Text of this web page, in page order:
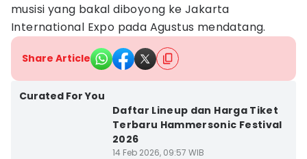
musisi yang bakal diboyong ke Jakarta
International Expo pada Agustus mendatang.
Share Article
Curated For You
Daftar Lineup dan Harga Tiket
Terbaru Hammersonic Festival
2026
14 Feb 2026, 09:57 WIB